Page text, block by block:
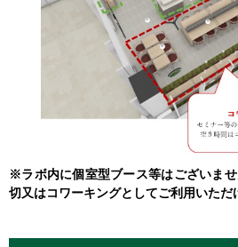
※ラボ内に個室型ブース等はございま
切又はコワーキングとしてご利用いただ